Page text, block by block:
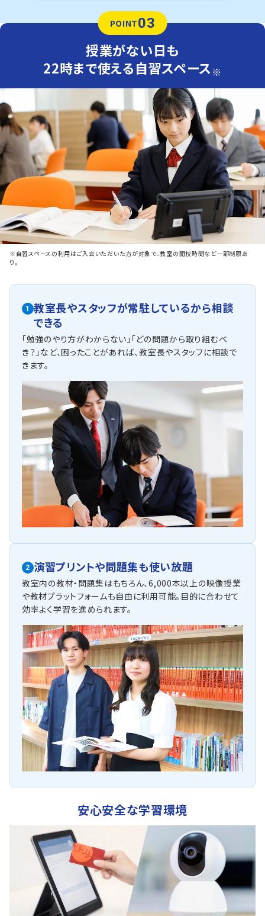
POINT03
授業がない日も
22時まで使える自習スペース ※
※自習スペースの利用はご入会いただいた方が対象で、教室の開校時間など一部制限あ
り。
1
教室長やスタッフが常駐しているから相談
できる
「勉強のやり方がわからない」「どの問題から取り組むべ
き？」など、困ったことがあれば、教室長やスタッフに相談で
きます。
2 演習プリントや問題集も使い放題
教室内の教材・問題集はもちろん、6,000本以上の映像授業
や教材プラットフォームも自由に利用可能。目的に合わせて
効率よく学習を進められます。
安心安全な学習環境